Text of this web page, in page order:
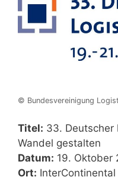
© Bundesvereinigung
Titel: 33. Deutscher
Wandel gestalten
Datum: 19. Oktober
Ort: